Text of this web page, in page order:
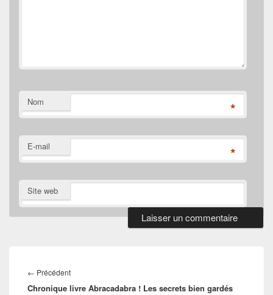
Nom *
E-mail *
Site web
de
l’article
← PrécédentArticle
précédent :
Chronique livre Abracadabra ! Les secrets bien gardés